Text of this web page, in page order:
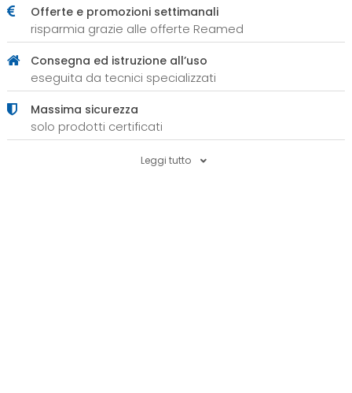
Offerte e promozioni settimanali
risparmia grazie alle offerte Reamed
Consegna ed istruzione all’uso
eseguita da tecnici specializzati
Massima sicurezza
solo prodotti certificati
Leggi tutto